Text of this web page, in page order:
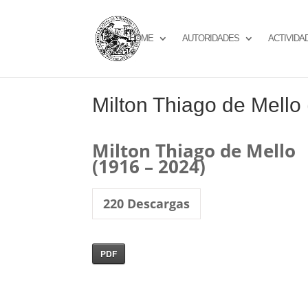
HOME AUTORIDADES
Milton Thiago de
Milton Thiago de Mello
(1916 – 2024)
220 Descargas
PDF